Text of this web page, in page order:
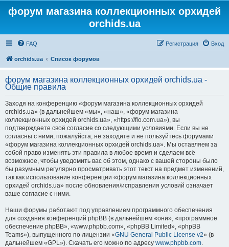
форум магазина коллекционных орхидей
orchids.ua
FAQ Вход
Регистрация
orchids.ua Список форумов
форум магазина коллекционных орхидей orchids.ua -
Общие правила
Заходя на конференцию «форум магазина коллекционных орхидей
orchids.ua» (в дальнейшем «мы», «наш», «форум магазина
коллекционных орхидей orchids.ua», «https://flo.com.ua»), вы
подтверждаете своё согласие со следующими условиями. Если вы не
согласны с ними, пожалуйста, не заходите и не пользуйтесь форумами
«форум магазина коллекционных орхидей orchids.ua». Мы оставляем за
собой право изменять эти правила в любое время и сделаем всё
возможное, чтобы уведомить вас об этом, однако с вашей стороны было
бы разумным регулярно просматривать этот текст на предмет изменений,
так как использование конференции «форум магазина коллекционных
орхидей orchids.ua» после обновления/исправления условий означает
ваше согласие с ними.
Наши форумы работают под управлением программного обеспечения
для создания конференций phpBB (в дальнейшем «они», «программное
обеспечение phpBB», «www.phpbb.com», «phpBB Limited», «phpBB
Teams»), выпущенного по лицензии «GNU General Public License v2» (в
дальнейшем «GPL»). Скачать его можно по адресу www.phpbb.com.